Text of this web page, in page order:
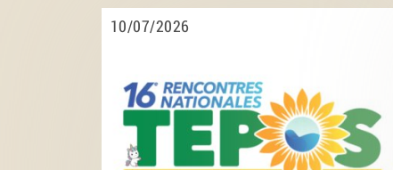
10/07/2026